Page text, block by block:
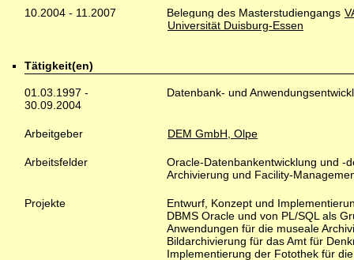
10.2004 - 11.2007 Belegung des Masterstudiengangs
Universität Duisburg-Essen
Tätigkeit(en)
01.03.1997 -
30.09.2004
Datenbank- und
Arbeitgeber DEM GmbH, Olpe
Arbeitsfelder
Oracle-Datenbankentwicklung und -
Archivierung und Facility-
Projekte
Entwurf, Konzept und
DBMS Oracle und von PL/SQL als
Anwendungen für die museale
Bildarchivierung für das Amt für
Implementierung der Fotothek für